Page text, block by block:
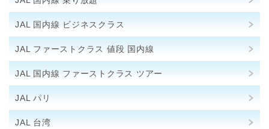
JAL 国内線 ビジネスクラス
JAL ファーストクラス 値段 国内線
JAL 国内線 ファーストクラス ツアー
JAL パリ
JAL 台湾